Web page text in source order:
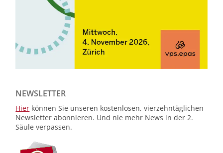
NEWSLETTER
Hier können Sie unseren kostenlosen, vierzehntäglichen
Newsletter abonnieren. Und nie mehr News in der 2.
Säule verpassen.